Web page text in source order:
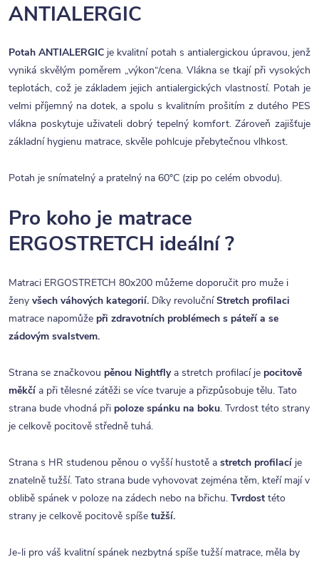
ANTIALERGIC
Potah ANTIALERGIC je kvalitní potah s antialergickou úpravou, jenž
vyniká skvělým poměrem „výkon“/cena. Vlákna se tkají při vysokých
teplotách, což je základem jejich antialergických vlastností. Potah je
velmi příjemný na dotek, a spolu s kvalitním prošitím z dutého PES
vlákna poskytuje uživateli dobrý tepelný komfort. Zároveň zajišťuje
základní hygienu matrace, skvěle pohlcuje přebytečnou vlhkost.
Potah je snímatelný a pratelný na 60°C (zip po celém obvodu).
Pro koho je matrace
ERGOSTRETCH ideální ?
Matraci ERGOSTRETCH 80x200 můžeme doporučit pro muže i
ženy všech váhových kategorií. Díky revolučníStretch profilaci
matrace napomůže při zdravotních problémech s páteří a se
zádovým svalstvem.
Strana se značkovou pěnou Nightflya stretch profilací je pocitově
měkčí a při tělesné zátěži se více tvaruje a přizpůsobuje tělu. Tato
strana bude vhodná při poloze spánku na boku. Tvrdost této strany
je celkově pocitově středně tuhá.
Strana s HR studenou pěnou o vyšší hustotě a stretch profilací je
znatelně tužší. Tato strana bude vyhovovat zejména těm, kteří mají v
oblibě spánek v poloze na zádech nebo na břichu. Tvrdost této
strany je celkově pocitově spíše tužší.
Je-li pro váš kvalitní spánek nezbytná spíše tužší matrace, měla by